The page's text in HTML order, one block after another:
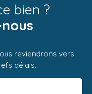
bien ?
reviendrons vers
délais.